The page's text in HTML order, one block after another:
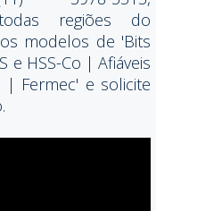
regiões do
modelos de 'Bits
e HSS-Co | Afiáveis
| Fermec' e solicite